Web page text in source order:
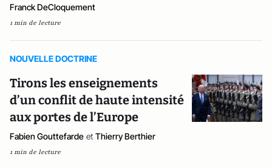
Franck DeCloquement
1 min de lecture
NOUVELLE DOCTRINE
Tirons les enseignements
d’un conflit de haute intensité
aux portes de l’Europe
Fabien Gouttefarde et Thierry Berthier
1 min de lecture